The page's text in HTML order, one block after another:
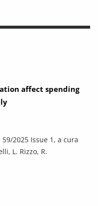
behind the success of
affect spending
2025 Issue 1, a cura
L. Rizzo, R.
spending vs output?